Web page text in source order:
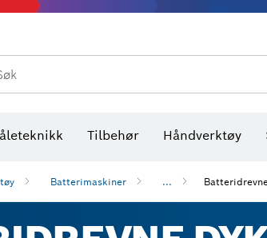
Tilbehør Håndverktøy
Batterimaskiner ...